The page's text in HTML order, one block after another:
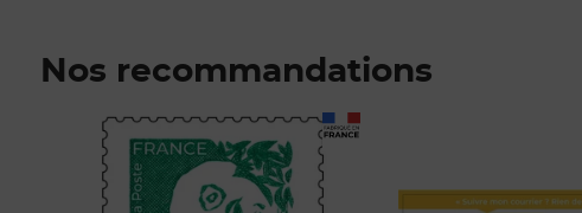
Nos recommandations
Prix 1,52€